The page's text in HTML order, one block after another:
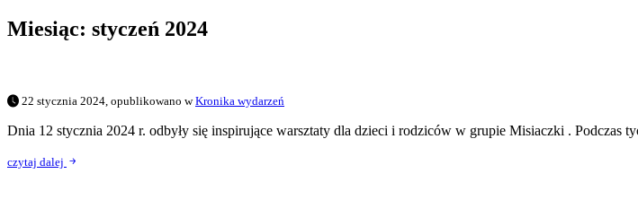
Miesiąc: styczeń 2024
22 stycznia 2024, opublikowano wKronika wydarzeń
Dnia 12 stycznia 2024 r. odbyły się inspirujące warsztaty dla dzieci i rodziców w grupie Misiaczki . Podczas
czytaj dalej